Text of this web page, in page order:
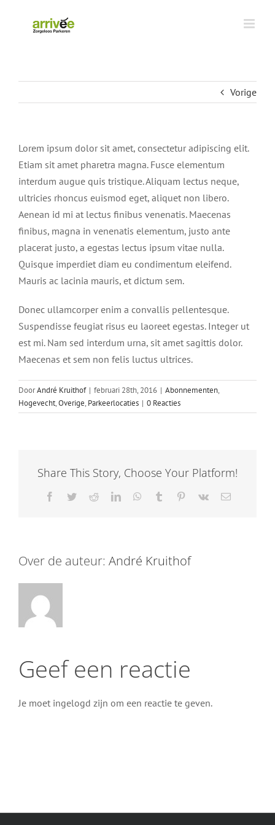
Vorige
Lorem ipsum dolor sit amet, consectetur adipiscing elit.
Etiam sit amet pharetra magna. Fusce elementum
interdum augue quis tristique. Aliquam lectus neque,
ultricies rhoncus euismod eget, aliquet non libero.
Aenean id mi at lectus finibus venenatis. Maecenas
finibus, magna in venenatis elementum, justo ante
placerat justo, a egestas lectus ipsum vitae nulla.
Quisque imperdiet diam eu condimentum eleifend.
Mauris ac lacinia mauris, et dictum sem.
Donec ullamcorper enim a convallis pellentesque.
Suspendisse feugiat risus eu laoreet egestas. Integer ut
est mi. Nam sed interdum urna, sit amet sagittis dolor.
Maecenas et sem non felis luctus ultrices.
DoorAndré Kruithof | februari 28th, 2016 | Abonnementen,
Hogevecht,Overige, Parkeerlocaties | 0 Reacties
Share This Story, Choose Your Platform!
Facebook
TwitterRedditLinkedInWhatsApp
Tumblr Pinterest
Vk
E-
Over de auteur: André Kruithof
Geef een reactie
Je moet ingelogd zijn om een reactie te geven.